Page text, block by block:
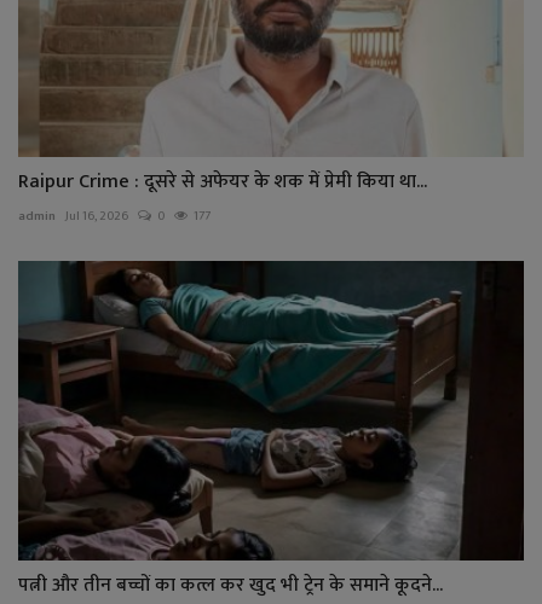
Raipur Crime : दूसरे से अफेयर के शक में प्रेमी किया था...
admin Jul 16, 2026 0 177
पत्नी और तीन बच्चों का कत्ल कर खुद भी ट्रेन के समाने कूदने...